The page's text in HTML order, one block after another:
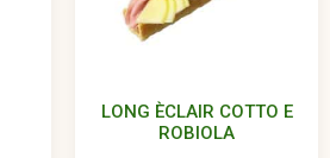
LONG ÈCLAIR COTTO E
ROBIOLA